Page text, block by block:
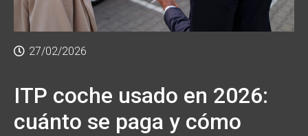
27/02/2026
ITP coche usado en 2026:
cuánto se paga y cómo